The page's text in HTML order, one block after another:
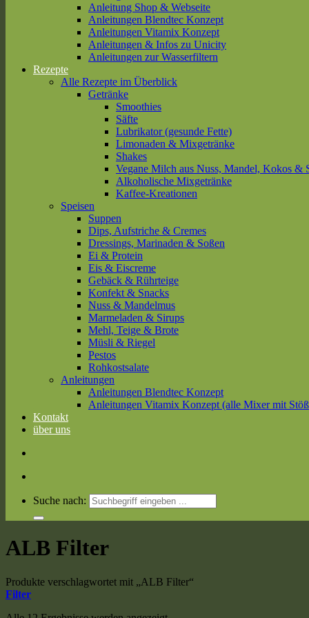
Anleitung Shop & Webseite
Anleitungen Blendtec Konzept
Anleitungen Vitamix Konzept
Anleitungen & Infos zu Unicity
Anleitungen zur Wasserfiltern
Rezepte
Alle Rezepte im Überblick
Getränke
Smoothies
Säfte
Lubrikator (gesunde Fette)
Limonaden & Mixgetränke
Shakes
Vegane Milch aus Nuss, Mandel, Kokos &
Alkoholische Mixgetränke
Kaffee-Kreationen
Speisen
Suppen
Dips, Aufstriche & Cremes
Dressings, Marinaden & Soßen
Ei & Protein
Eis & Eiscreme
Gebäck & Rührteige
Konfekt & Snacks
Nuss & Mandelmus
Marmeladen & Sirups
Mehl, Teige & Brote
Müsli & Riegel
Pestos
Rohkostsalate
Anleitungen
Anleitungen Blendtec Konzept
Anleitungen Vitamix Konzept (alle Mixer mit
Kontakt
über uns
Suche nach:
ALB Filter
Produkte verschlagwortet mit „ALB Filter“
Filter